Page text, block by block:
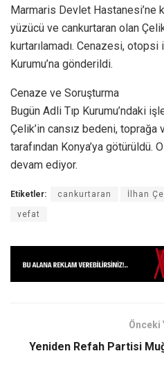
Marmaris Devlet Hastanesi’ne
yüzücü ve cankurtaran olan
kurtarılamadı. Cenazesi, otopsi
Kurumu’na gönderildi.
Cenaze ve Soruşturma
Bugün Adli Tıp Kurumu’ndaki
Çelik’in cansız bedeni, toprağa
tarafından Konya’ya götürüldü.
devam ediyor.
Etiketler: cankurtaran İlhan
vefat
Önceki
Yeniden Refah Partisi